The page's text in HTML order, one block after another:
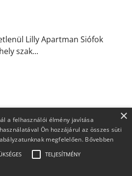
Lilly Apartman Siófok
szak...
×
a felhasználói élmény javítása
Ön hozzájárul az összes süti
megfelelően. Bővebben
TELJESÍTMÉNY